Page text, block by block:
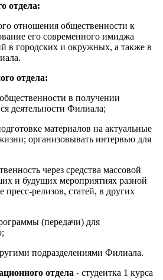
отдела:
отношения общественности к
его современного имиджа
в городских и окружных, а также в
отдела:
в получении
деятельности Филиала;
материалов на актуальные
организовывать интервью для
через средства массовой
и будущих мероприятиях разной
релизов, статей, в других
(передачи) для
подразделениями Филиала.
отдела - студентка 1 курса